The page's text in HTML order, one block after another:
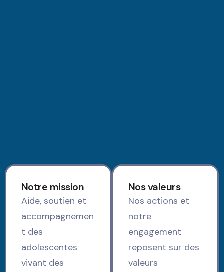
Notre mission
Aide, soutien et
accompagnemen
t des
adolescentes
vivant des
Nos valeurs
Nos actions et
notre
engagement
reposent sur des
valeurs